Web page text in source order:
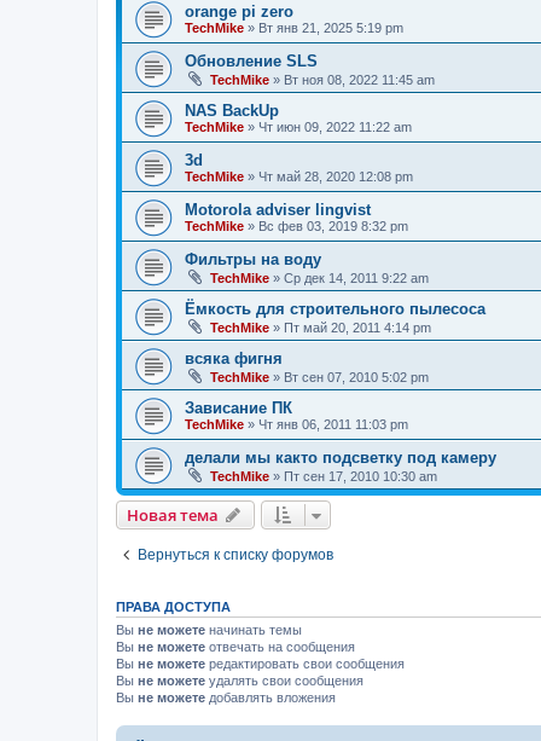
orange pi zero
TechMike » Вт янв 21, 2025 5:19 pm
Обновление SLS
TechMike » Вт ноя 08, 2022 11:45 am
NAS BackUp
TechMike » Чт июн 09, 2022 11:22 am
3d
TechMike » Чт май 28, 2020 12:08 pm
Motorola adviser lingvist
TechMike » Вс фев 03, 2019 8:32 pm
Фильтры на воду
TechMike » Ср дек 14, 2011 9:22 am
Ёмкость для строительного пылесоса
TechMike » Пт май 20, 2011 4:14 pm
всяка фигня
TechMike » Вт сен 07, 2010 5:02 pm
Зависание ПК
TechMike » Чт янв 06, 2011 11:03 pm
делали мы както подсветку под камеру
TechMike » Пт сен 17, 2010 10:30 am
Новая тема
Вернуться к списку форумов
ПРАВА ДОСТУПА
Вы не можете начинать темы
Вы не можете отвечать на сообщения
Вы не можете редактировать свои сообщения
Вы не можете удалять свои сообщения
Вы не можете добавлять вложения